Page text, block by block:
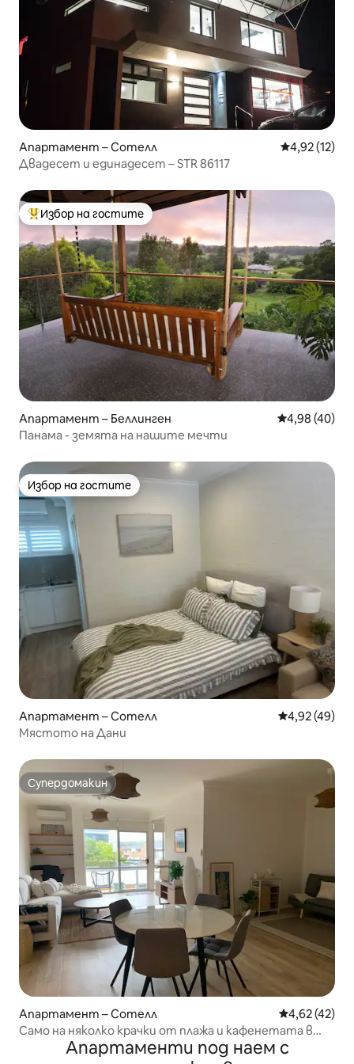
Апартамент – Сотелл Средна
4,92 (12)
Двадесет и единадесет – STR 86117
Най-популярен избор на гостите
Избор на гостите
Апартамент – Беллинген Средна
4,98 (40)
Панама - земята на нашите мечти
Избор на гостите
Избор на гостите
Апартамент – Сотелл Средна
4,92 (49)
Мястото на Дани
Супердомакин
Супердомакин
Апартамент – Сотелл Средна
4,62 (42)
Само на няколко крачки от плажа и кафенетата в
Апартаменти под наем с